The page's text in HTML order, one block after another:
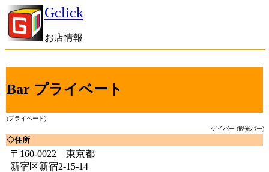
Gclick
お店情報
Bar プライベート
(プライベート)
ゲイバー (観光バー)
◇住所
〒160-0022 東京都
新宿区新宿2-15-14